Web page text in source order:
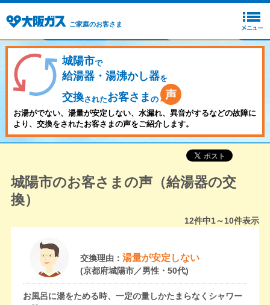
ご家庭のお客さま
城陽市で
給湯器・湯沸かし器を
交換されたお客さま の
お湯がでない、湯量が安定しない、水漏れ、異音がするなどの故障に
より、交換をされたお客さまの声をご紹介します。
城陽市のお客さまの声（給湯器の交
換）
12件中1～10件表示
交換理由： 湯量が安定しない
(京都府城陽市／男性・50代)
お風呂に湯をためる時、一定の量しかたまらなくシャワー